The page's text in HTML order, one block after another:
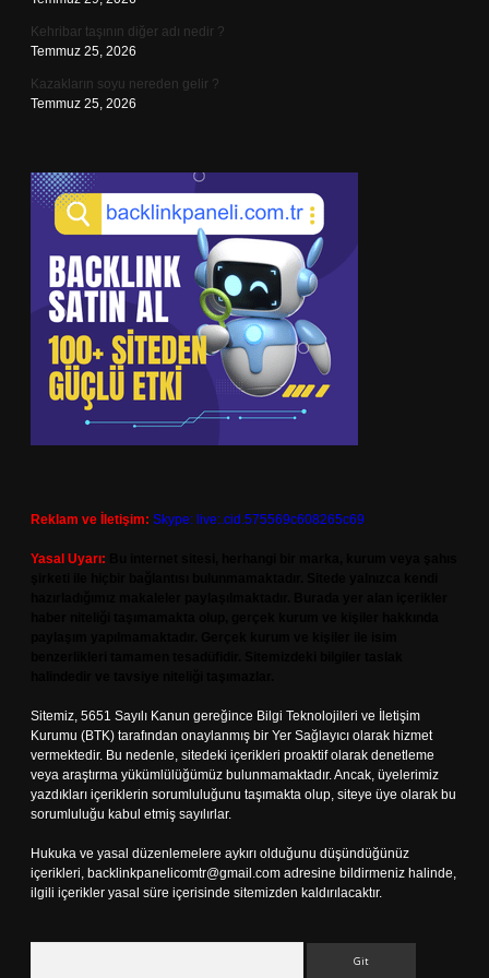
Kehribar taşının diğer adı nedir ?
Temmuz 25, 2026
Kazakların soyu nereden gelir ?
Temmuz 25, 2026
Reklam ve İletişim: Skype: live:.cid.575569c608265c69
Yasal Uyarı:
Sitemiz, 5651 Sayılı Kanun gereğince Bilgi Teknolojileri ve İletişim
Kurumu (BTK) tarafından onaylanmış bir Yer Sağlayıcı olarak hizmet
vermektedir. Bu nedenle, sitedeki içerikleri proaktif olarak denetleme
veya araştırma yükümlülüğümüz bulunmamaktadır. Ancak, üyelerimiz
yazdıkları içeriklerin sorumluluğunu taşımakta olup, siteye üye olarak bu
sorumluluğu kabul etmiş sayılırlar.
Hukuka ve yasal düzenlemelere aykırı olduğunu düşündüğünüz
içerikleri, backlinkpanelicomtr@gmail.com adresine bildirmeniz halinde,
ilgili içerikler yasal süre içerisinde sitemizden kaldırılacaktır.